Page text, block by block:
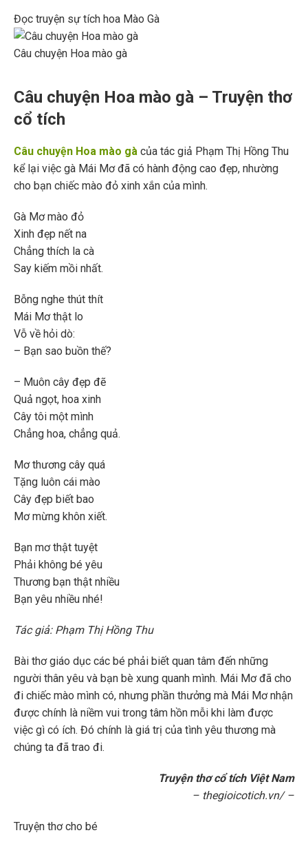
Đọc truyện sự tích hoa Mào Gà
Câu chuyện Hoa mào gà
Câu chuyện Hoa mào gà – Truyện thơ
cổ tích
Câu chuyện Hoa mào gà của tác giả Phạm Thị Hồng Thu
kể lại việc gà Mái Mơ đã có hành động cao đẹp, nhường
cho bạn chiếc mào đỏ xinh xắn của mình.
Gà Mơ mào đỏ
Xinh đẹp nết na
Chẳng thích la cà
Say kiếm mồi nhất.
Bỗng nghe thút thít
Mái Mơ thật lo
Vỗ về hỏi dò:
– Bạn sao buồn thế?
– Muôn cây đẹp đẽ
Quả ngọt, hoa xinh
Cây tôi một mình
Chẳng hoa, chẳng quả.
Mơ thương cây quá
Tặng luôn cái mào
Cây đẹp biết bao
Mơ mừng khôn xiết.
Bạn mơ thật tuyệt
Phải không bé yêu
Thương bạn thật nhiều
Bạn yêu nhiều nhé!
Tác giả: Phạm Thị Hồng Thu
Bài thơ giáo dục các bé phải biết quan tâm đến những
người thân yêu và bạn bè xung quanh mình. Mái Mơ đã cho
đi chiếc mào mình có, nhưng phần thưởng mà Mái Mơ nhận
được chính là niềm vui trong tâm hồn mỗi khi làm được
việc gì có ích. Đó chính là giá trị của tình yêu thương mà
chúng ta đã trao đi.
Truyện thơ cổ tích Việt Nam
– thegioicotich.vn/ –
Truyện thơ cho bé